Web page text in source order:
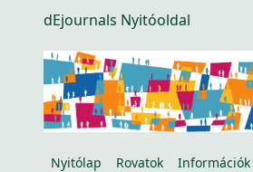
dEjournals Nyitóoldal
Nyitólap Rovatok Információk